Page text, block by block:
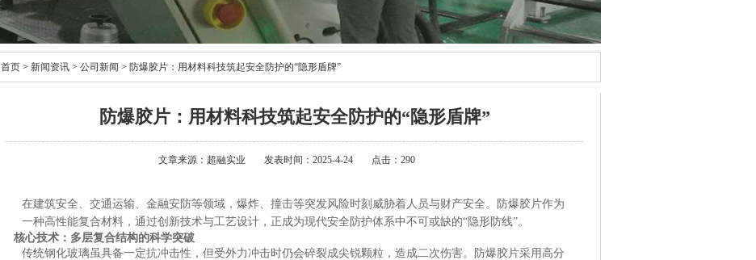
首页 > 新闻资讯 > 公司新闻 > 防爆胶片：用材料科技筑起安全防护的“隐形盾牌”
防爆胶片：用材料科技筑起安全防护的“隐形盾牌”
文章来源：超融实业 发表时间：2025-4-24 点击：290
在建筑安全、交通运输、金融安防等领域，爆炸、撞击等突发风险时刻威胁着人员与财产安全。防爆胶片作为
一种高性能复合材料，通过创新技术与工艺设计，正成为现代安全防护体系中不可或缺的“隐形防线”。
核心技术：多层复合结构的科学突破
传统钢化玻璃虽具备一定抗冲击性，但受外力冲击时仍会碎裂成尖锐颗粒，造成二次伤害。防爆胶片采用高分